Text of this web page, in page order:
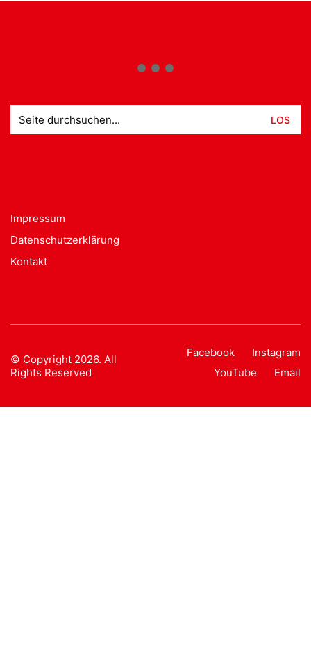
nach:
Impressum
Datenschutzerklärung
Kontakt
Facebook
Instagram
YouTube
Email
© Copyright 2026. All
Rights Reserved